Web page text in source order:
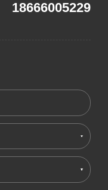
18666005229